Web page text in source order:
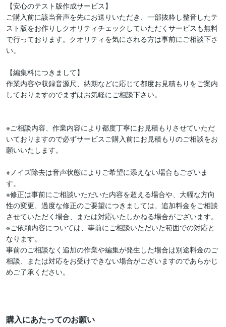
【安心のテスト版作成サービス】
ご購入前に該当音声を先にお送りいただき、一部抜粋し整音したテ
スト版をお作りしクオリティチェックしていただくサービスも無料
で行っております。クオリティを気にされる方は事前にご相談下さ
い。
【編集料につきまして】
作業内容や収録音源尺、納期などに応じて都度お見積もりをご案内
しておりますのでまずはお気軽にご相談下さい。
※ご相談内容、作業内容により都度丁寧にお見積もりさせていただ
いておりますので必ずサービスご購入前にお見積もりのご相談をお
願いいたします。
※ノイズ除去は音声状態によりご希望に添えない場合もございま
す。
※修正は事前にご相談いただいた内容を超える場合や、大幅な方向
性の変更、過度な修正のご要望につきましては、追加料金をご相談
させていただく場合、または対応いたしかねる場合がございます。
※ご依頼内容については、事前にご相談いただいた範囲での対応と
なります。
事前のご相談なく追加の作業や編集が発生した場合は別途料金のご
相談、または対応をお受けできない場合がございますのであらかじ
めご了承ください。
購入にあたってのお願い